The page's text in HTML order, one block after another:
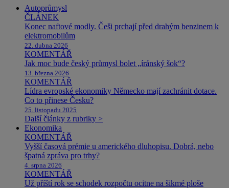
Autoprůmysl
ČLÁNEK
Konec naftové modly. Češi prchají před drahým benzinem k
elektromobilům
22. dubna 2026
KOMENTÁŘ
Jak moc bude český průmysl bolet „íránský šok“?
13. března 2026
KOMENTÁŘ
Lídra evropské ekonomiky Německo mají zachránit dotace.
Co to přinese Česku?
25. listopadu 2025
Další články z rubriky >
Ekonomika
KOMENTÁŘ
Vyšší časová prémie u amerického dluhopisu. Dobrá, nebo
špatná zpráva pro trhy?
4. srpna 2026
KOMENTÁŘ
Už příští rok se schodek rozpočtu ocitne na šikmé ploše